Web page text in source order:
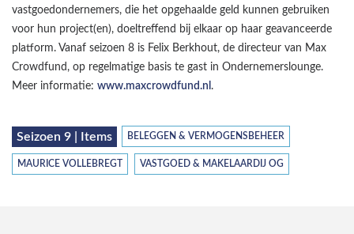
vastgoedondernemers, die het opgehaalde geld kunnen gebruiken
voor hun project(en), doeltreffend bij elkaar op haar geavanceerde
platform. Vanaf seizoen 8 is Felix Berkhout, de directeur van Max
Crowdfund, op regelmatige basis te gast in Ondernemerslounge.
Meer informatie: www.maxcrowdfund.nl .
Seizoen 9 | Items BELEGGEN & VERMOGENSBEHEER
MAURICE VOLLEBREGT VASTGOED & MAKELAARDIJ OG